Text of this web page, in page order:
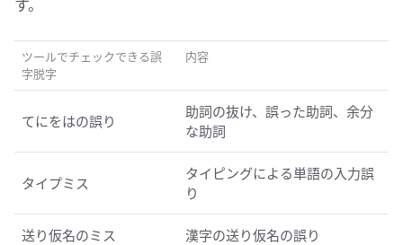
す。
ツールでチェックできる誤
字脱字
内容
てにをはの誤り
助詞の抜け、誤った助詞、余分
な助詞
タイプミス
タイピングによる単語の入力誤
り
送り仮名のミス 漢字の送り仮名の誤り